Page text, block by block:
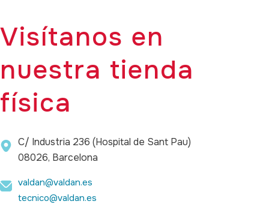
Visítanos en
nuestra tienda
física
C/ Industria 236 (Hospital de Sant Pau)
08026, Barcelona
valdan@valdan.es
tecnico@valdan.es